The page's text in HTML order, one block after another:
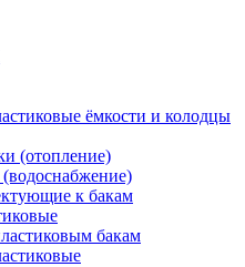
ёмкости и колодцы
(отопление)
к бакам
бакам